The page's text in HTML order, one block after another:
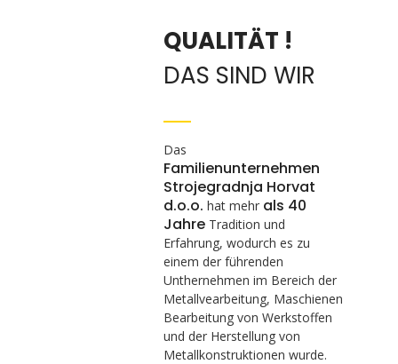
QUALITÄT !
DAS SIND WIR
Das
Familienunternehmen
Strojegradnja Horvat
d.o.o. hat mehr als 40
Jahre Tradition und
Erfahrung, wodurch es zu
einem der führenden
Unthernehmen im Bereich der
Metallvearbeitung, Maschienen
Bearbeitung von Werkstoffen
und der Herstellung von
Metallkonstruktionen wurde.